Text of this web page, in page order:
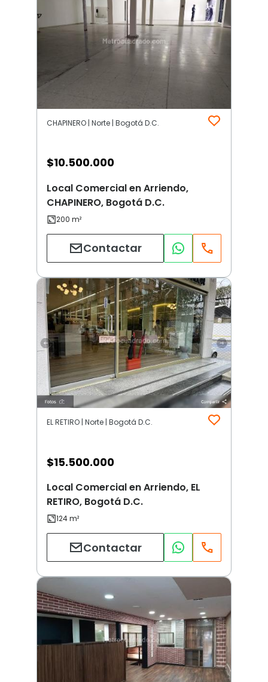
CHAPINERO | Norte | Bogotá D.C.
$10.500.000
Local Comercial en Arriendo,
CHAPINERO, Bogotá D.C.
Contactar
EL RETIRO | Norte | Bogotá D.C.
$15.500.000
Local Comercial en Arriendo, EL
RETIRO, Bogotá D.C.
Contactar